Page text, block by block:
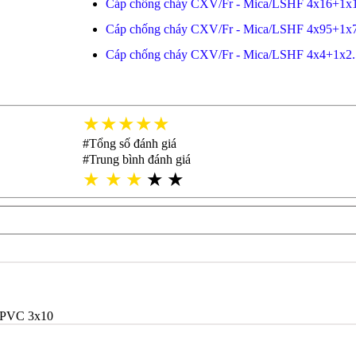
Cáp chống cháy CXV/Fr - Mica/LSHF
Cáp chống cháy CXV/Fr - Mica/LSHF
Cáp chống cháy CXV/Fr - Mica/LSHF
★★★★★
#Tổng số đánh giá
#Trung bình đánh giá
★ ★ ★ ★ ★
3x10